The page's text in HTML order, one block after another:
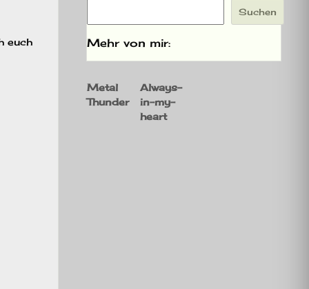
euch
Suchen
Mehr von mir:
Metal
Thunder
Always-
in-my-
heart